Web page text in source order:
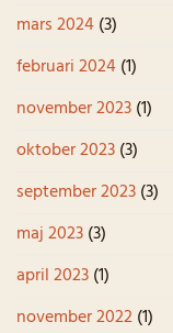
mars 2024(3)
februari 2024(1)
november 2023(1)
oktober 2023(3)
september 2023(3)
maj 2023(3)
april 2023(1)
november 2022(1)